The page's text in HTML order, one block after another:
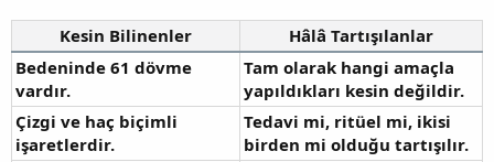
Kesin Bilinenler
Hâlâ Tartışılanlar
Bedeninde 61 dövme
vardır.
Tam olarak hangi amaçla
yapıldıkları kesin değildir.
Çizgi ve haç biçimli
işaretlerdir.
Tedavi mi, ritüel mi, ikisi
birden mi olduğu tartışılır.